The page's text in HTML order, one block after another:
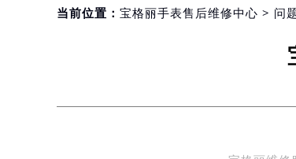
北京市东城区东长安街1
上海市徐汇区虹桥路3号
当前位置： 宝格丽手表售后维修中心 > 问